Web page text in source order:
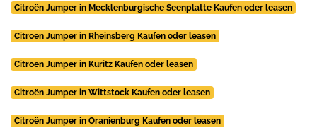
Citroën Jumper in Mecklenburgische Seenplatte Kaufen oder leasen
Citroën Jumper in Rheinsberg Kaufen oder leasen
Citroën Jumper in Küritz Kaufen oder leasen
Citroën Jumper in Wittstock Kaufen oder leasen
Citroën Jumper in Oranienburg Kaufen oder leasen